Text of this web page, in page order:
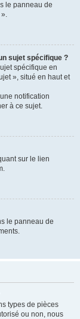
le panneau de
sujet spécifique ?
spécifique en
», situé en haut et
notification
à ce sujet.
sur le lien
le panneau de
types de pièces
ou non, nous